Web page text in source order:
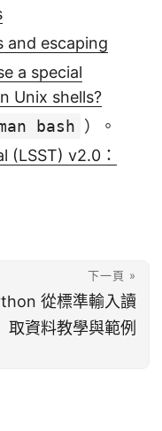
and escaping
a special
Unix shells?
bash ）。
(LSST) v2.0：
下一頁 »
從標準輸入讀
取資料教學與範例